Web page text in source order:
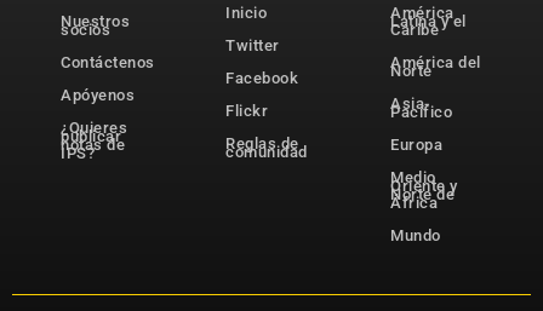
Nuestros
socios
Contáctenos
Apóyenos
¿Quieres
publicar
notas de
IPS?
Inicio
Twitter
Facebook
Flickr
Reglas de
comunidad
América
Latina y el
Caribe
América del
Norte
Asia-
Pacífico
Europa
Medio
Oriente y
Norte de
África
Mundo